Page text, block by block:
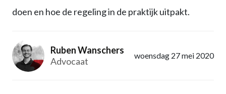
doen en hoe de regeling in de praktijk uitpakt.
Ruben Wanschers
Advocaat
woensdag 27 mei 2020